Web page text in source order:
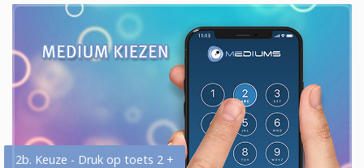
2b. Keuze - Druk op toets 2 +